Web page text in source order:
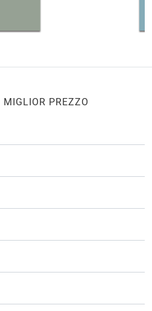
MIGLIOR PREZZO